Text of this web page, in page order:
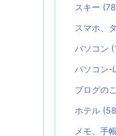
スキー
スマホ、
パソコン
パソコン-
ブログの
ホテル
メモ、手